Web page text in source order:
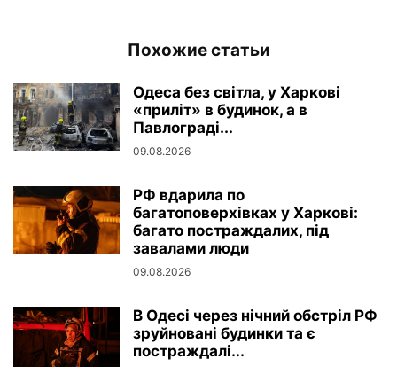
Похожие статьи
Одеса без світла, у Харкові
«приліт» в будинок, а в
Павлограді...
09.08.2026
РФ вдарила по
багатоповерхівках у Харкові:
багато постраждалих, під
завалами люди
09.08.2026
В Одесі через нічний обстріл РФ
зруйновані будинки та є
постраждалі...